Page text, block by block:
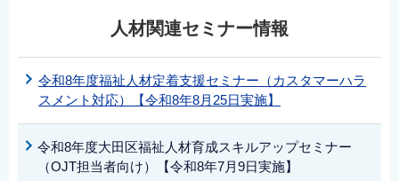
人材関連セミナー情報
令和8年度福祉人材定着支援セミナー（カスタマーハラ
スメント対応）【令和8年8月25日実施】
令和8年度大田区福祉人材育成スキルアップセミナー
（OJT担当者向け）【令和8年7月9日実施】